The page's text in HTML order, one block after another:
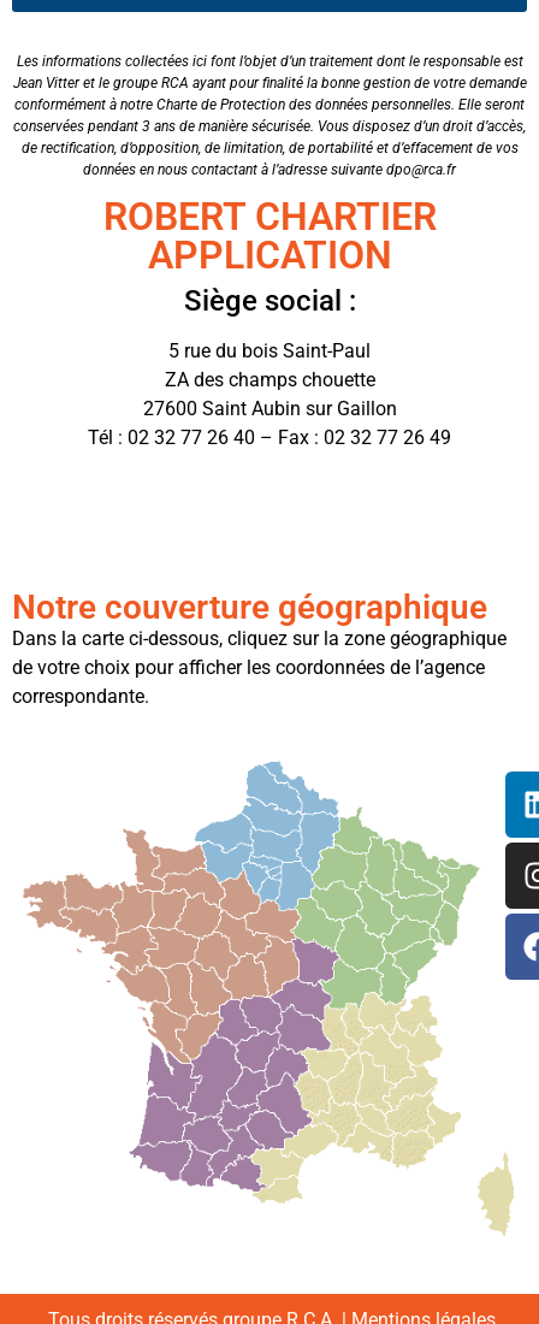
Les informations collectées ici font l’objet d’un traitement dont le responsable est
Jean Vitter et le groupe RCA ayant pour finalité la bonne gestion de votre demande
conformément à notre Charte de Protection des données personnelles. Elle seront
conservées pendant 3 ans de manière sécurisée. Vous disposez d’un droit d’accès,
de rectification, d’opposition, de limitation, de portabilité et d’effacement de vos
données en nous contactant à l’adresse suivante dpo@rca.fr
ROBERT CHARTIER
APPLICATION
Siège social :
5 rue du bois Saint-Paul
ZA des champs chouette
27600 Saint Aubin sur Gaillon
Tél : 02 32 77 26 40 – Fax : 02 32 77 26 49
Notre couverture géographique
Dans la carte ci-dessous, cliquez sur la zone géographique
de votre choix pour afficher les coordonnées de l’agence
correspondante.